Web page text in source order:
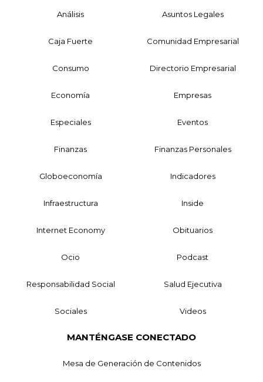
Análisis Asuntos Legales
Caja Fuerte Comunidad Empresarial
Consumo Directorio Empresarial
Economía Empresas
Especiales Eventos
Finanzas Finanzas Personales
Globoeconomía Indicadores
Infraestructura Inside
Internet Economy Obituarios
Ocio Podcast
Responsabilidad Social Salud Ejecutiva
Sociales Videos
MANTÉNGASE CONECTADO
Mesa de Generación de Contenidos